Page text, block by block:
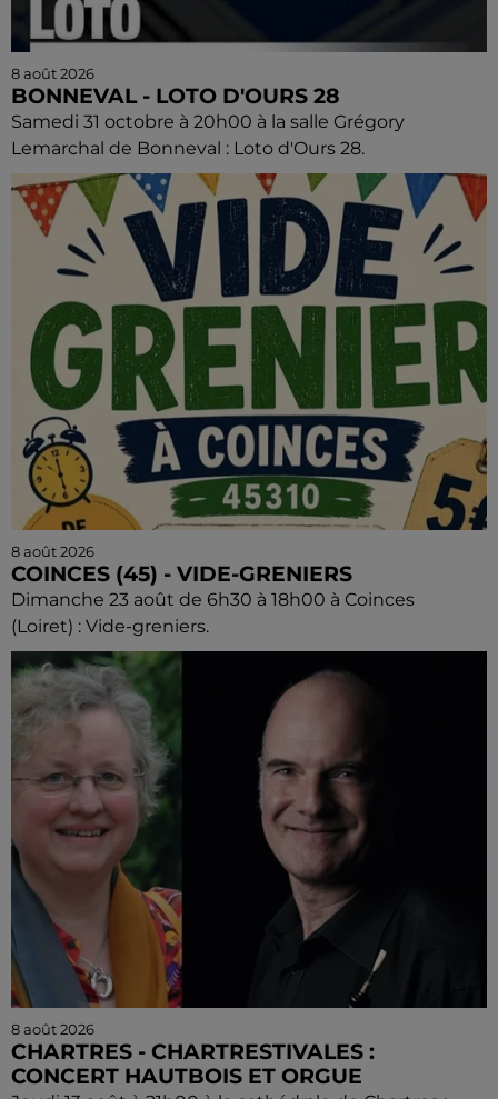
8 août 2026
BONNEVAL - LOTO D'OURS 28
Samedi 31 octobre à 20h00 à la salle Grégory
Lemarchal de Bonneval : Loto d'Ours 28.
8 août 2026
COINCES (45) - VIDE-GRENIERS
Dimanche 23 août de 6h30 à 18h00 à Coinces
(Loiret) : Vide-greniers.
8 août 2026
CHARTRES - CHARTRESTIVALES :
CONCERT HAUTBOIS ET ORGUE